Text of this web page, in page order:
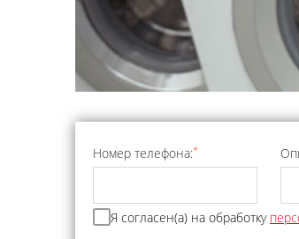
Номер телефона:*
Я согласен(а) на обработку